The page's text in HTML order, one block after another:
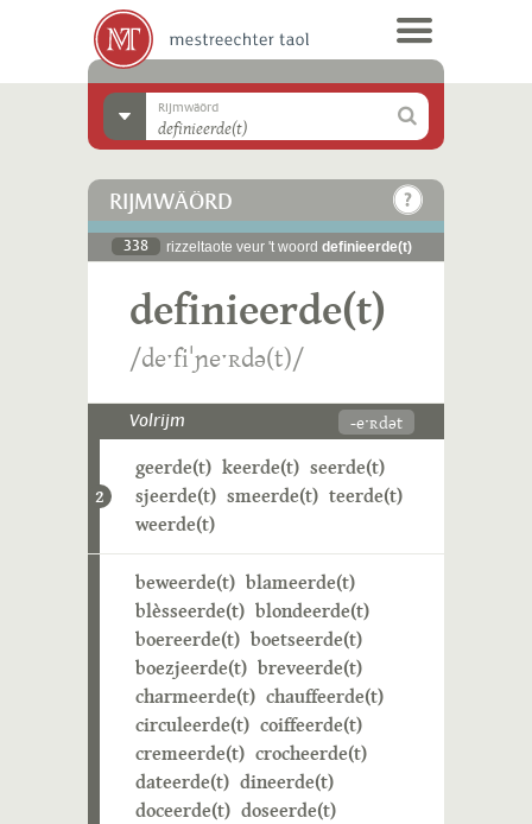
Rijmwäörd
RIJMWÄÖRD
338 rizzeltaote veur 't woord definieerde(t)
definieerde(t)
/deˑfiˈɲeˑʀdə(t)/
Volrijm -eˑʀdət
2
geerde(t) keerde(t) seerde(t)
sjeerde(t) smeerde(t) teerde(t)
weerde(t)
beweerde(t) blameerde(t)
blèsseerde(t) blondeerde(t)
boereerde(t) boetseerde(t)
boezjeerde(t) breveerde(t)
charmeerde(t) chauffeerde(t)
circuleerde(t) coiffeerde(t)
cremeerde(t) crocheerde(t)
dateerde(t) dineerde(t)
doceerde(t) doseerde(t)